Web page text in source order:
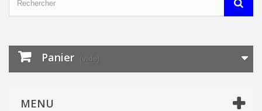
Panier (vide)
MENU